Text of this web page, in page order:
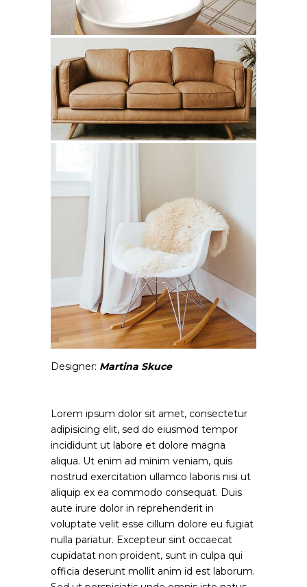
Designer: Martina Skuce
Lorem ipsum dolor sit amet, consectetur
adipisicing elit, sed do eiusmod tempor
incididunt ut labore et dolore magna
aliqua. Ut enim ad minim veniam, quis
nostrud exercitation ullamco laboris nisi ut
aliquip ex ea commodo consequat. Duis
aute irure dolor in reprehenderit in
voluptate velit esse cillum dolore eu fugiat
nulla pariatur. Excepteur sint occaecat
cupidatat non proident, sunt in culpa qui
officia deserunt mollit anim id est laborum.